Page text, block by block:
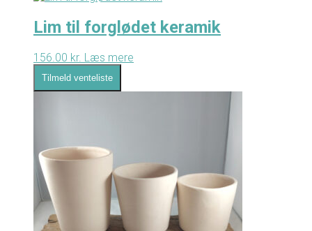
Lim til forglødet keramik
156.00 kr. Læs mere
Tilmeld venteliste